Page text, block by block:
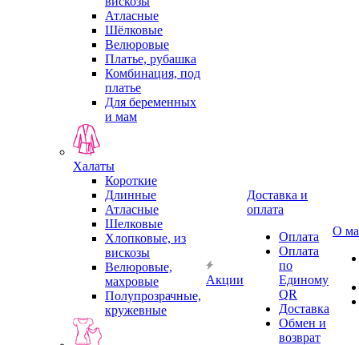
Атласные
Шёлковые
Велюровые
Платье, рубашка
Комбинация, под
платье
Для беременных
и мам
Халаты
Короткие
Длинные
Атласные
Шелковые
Хлопковые, из
вискозы
Велюровые,
махровые
Полупрозрачные,
кружевные
Акции
Доставка и
оплата
Оплата
Оплата
по
Единому
QR
Доставка
Обмен и
возврат
О